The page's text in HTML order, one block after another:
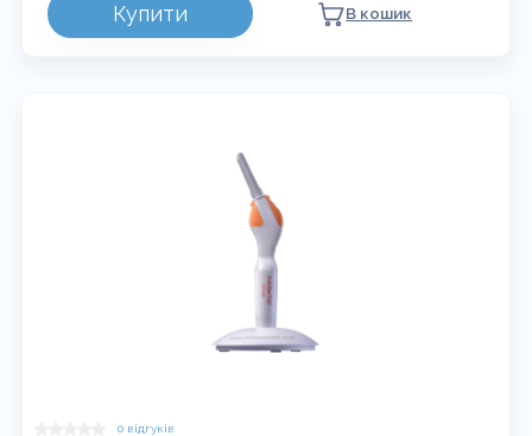
Купити В кошик
0 відгуків